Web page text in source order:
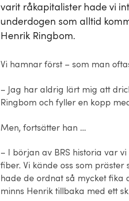
varit råkapitalister hade vi
underdogen som alltid
Henrik Ringbom.
Vi hamnar först – som man
– Jag har aldrig lärt mig att
Ringbom och fyller en kopp
Men, fortsätter han …
– I början av BRS historia var
fiber. Vi kände oss som
hade de ordnat så mycket fika
minns Henrik tillbaka med ett